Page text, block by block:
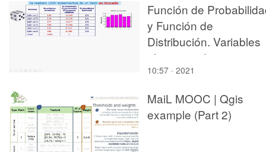
Función de
y Función de
Distribución. Variables
aleatorias discretas
10:57 · 2021
MaiL MOOC | Qgis
example (Part 2)